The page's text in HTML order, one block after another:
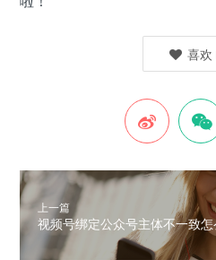
喜欢
上一篇
视频号绑定公众号主体不一致